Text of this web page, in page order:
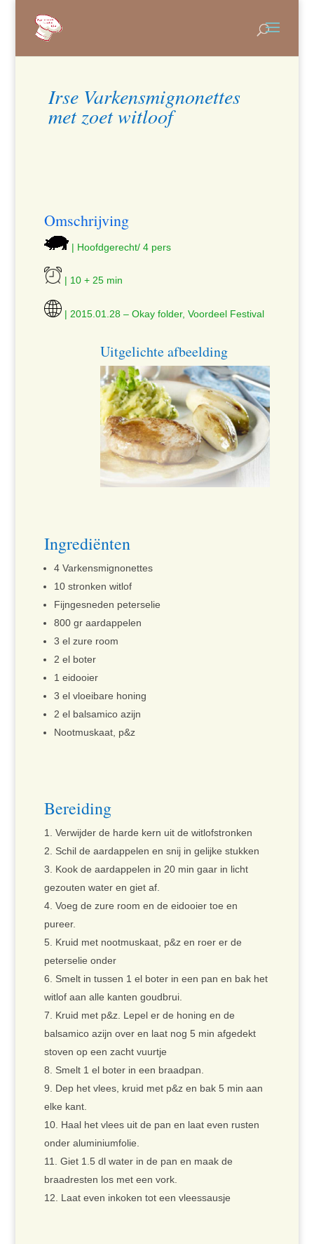
Irse Varkensmignonettes
met zoet witloof
Omschrijving
| Hoofdgerecht/ 4 pers
| 10 + 25 min
| 2015.01.28 – Okay folder, Voordeel Festival
Uitgelichte afbeelding
Ingrediënten
4 Varkensmignonettes
10 stronken witlof
Fijngesneden peterselie
800 gr aardappelen
3 el zure room
2 el boter
1 eidooier
3 el vloeibare honing
2 el balsamico azijn
Nootmuskaat, p&z
Bereiding
Verwijder de harde kern uit de witlofstronken
Schil de aardappelen en snij in gelijke stukken
Kook de aardappelen in 20 min gaar in licht
gezouten water en giet af.
Voeg de zure room en de eidooier toe en
pureer.
Kruid met nootmuskaat, p&z en roer er de
peterselie onder
Smelt in tussen 1 el boter in een pan en bak het
witlof aan alle kanten goudbrui.
Kruid met p&z. Lepel er de honing en de
balsamico azijn over en laat nog 5 min afgedekt
stoven op een zacht vuurtje
Smelt 1 el boter in een braadpan.
Dep het vlees, kruid met p&z en bak 5 min aan
elke kant.
Haal het vlees uit de pan en laat even rusten
onder aluminiumfolie.
Giet 1.5 dl water in de pan en maak de
braadresten los met een vork.
Laat even inkoken tot een vleessausje